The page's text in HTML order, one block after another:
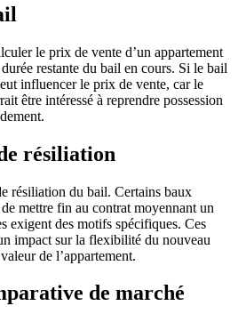
le prix de vente d’un appartement
restante du bail en cours. Si le bail
influencer le prix de vente, car le
être intéressé à reprendre possession
résiliation
résiliation du bail. Certains baux
mettre fin au contrat moyennant un
exigent des motifs spécifiques. Ces
impact sur la flexibilité du nouveau
de l’appartement.
de marché